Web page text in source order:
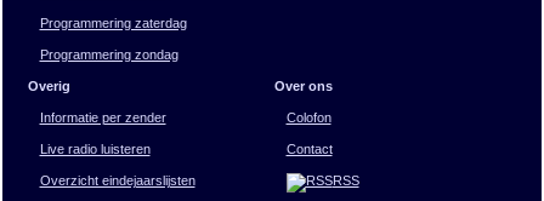
Programmering zaterdag
Programmering zondag
Overig
Informatie per zender
Live radio luisteren
Overzicht eindejaarslijsten
Over ons
Colofon
Contact
RSS